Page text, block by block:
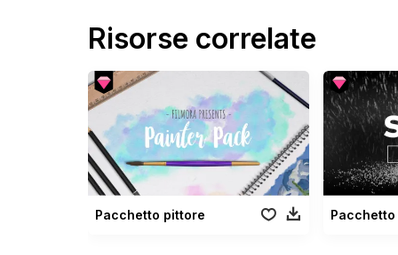
Risorse correlate
Pacchetto pittore